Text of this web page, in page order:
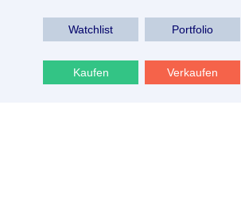
Watchlist Portfolio
Kaufen Verkaufen